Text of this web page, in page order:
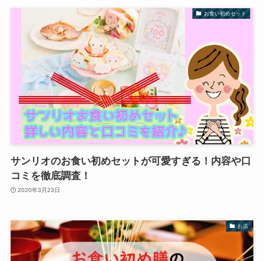
お食い初めセット
サンリオのお食い初めセットが可愛すぎる！内容や口
コミを徹底調査！
2020年3月23日
お店